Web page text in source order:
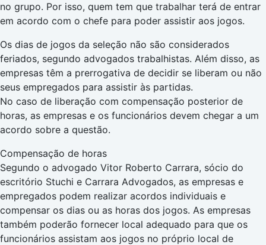
no grupo. Por isso, quem tem que trabalhar terá de entrar
em acordo com o chefe para poder assistir aos jogos.
Os dias de jogos da seleção não são considerados
feriados, segundo advogados trabalhistas. Além disso, as
empresas têm a prerrogativa de decidir se liberam ou não
seus empregados para assistir às partidas.
No caso de liberação com compensação posterior de
horas, as empresas e os funcionários devem chegar a um
acordo sobre a questão.
Compensação de horas
Segundo o advogado Vitor Roberto Carrara, sócio do
escritório Stuchi e Carrara Advogados, as empresas e
empregados podem realizar acordos individuais e
compensar os dias ou as horas dos jogos. As empresas
também poderão fornecer local adequado para que os
funcionários assistam aos jogos no próprio local de